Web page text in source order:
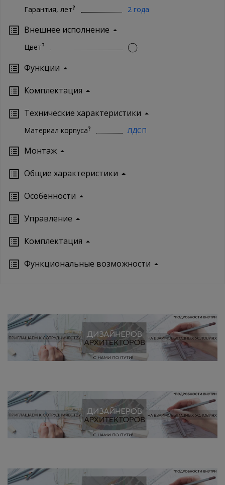
Гарантия, лет? 2 года
Внешнее исполнение
Цвет?
Функции
Комплектация
Технические характеристики
Материал корпуса? ЛДСП
Монтаж
Oбщие характеристики
Особенности
Управление
Кoмплектация
Функциональные возможности